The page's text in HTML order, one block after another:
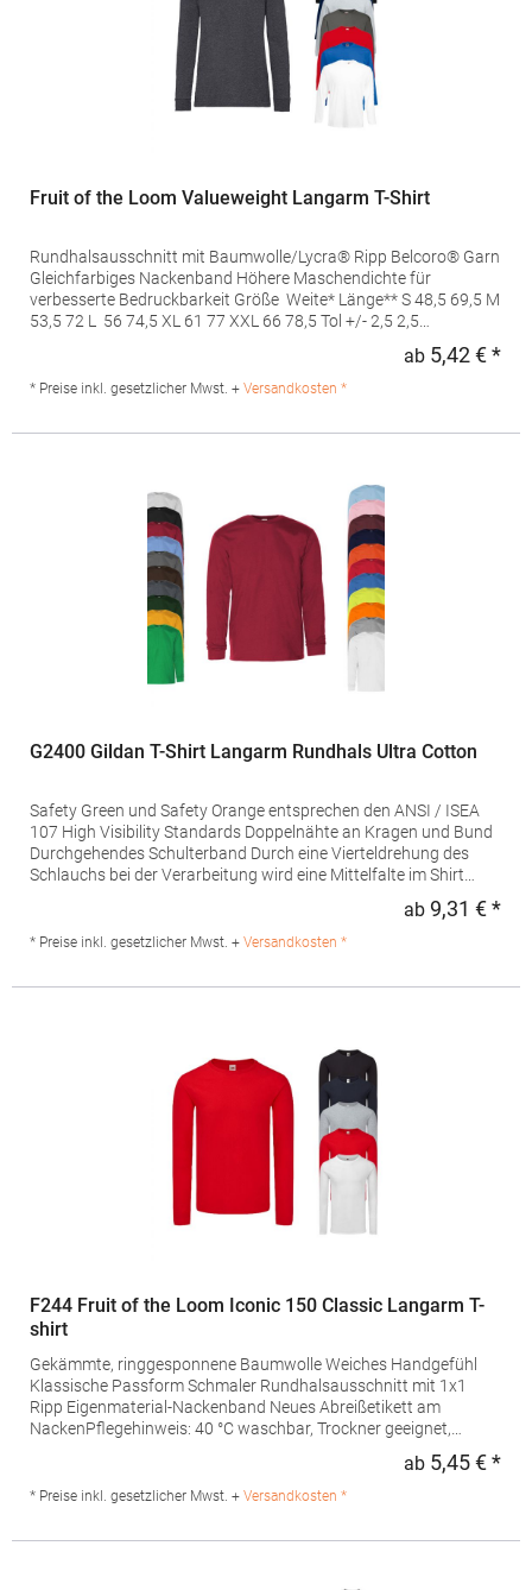
Fruit of the Loom Valueweight Langarm T-Shirt
Rundhalsausschnitt mit Baumwolle/Lycra® Ripp Belcoro® Garn
Gleichfarbiges Nackenband Höhere Maschendichte für
verbesserte Bedruckbarkeit Größe Weite* Länge** S 48,5 69,5 M
53,5 72 L 56 74,5 XL 61 77 XXL 66 78,5 Tol +/- 2,5 2,5
desKleidungsstücks**Maßeinheit ausgehend vom höchsten
Punkt der Schulter, bis zumunteren Rand des Kleidungsstücks
Baumwolle / 50% Polyester)Artikelname: Valueweight Long
Sleeve TArt.-Nr.: F240Angaben zur Produktsicherheit: Herst.-Nr.:
Lisfannon Business Centre, Co. Donegal, F93 Y2NA Buncrana,
Irland E-Mail: fruitbrands@fotlinc.com
ab 5,42 € *
* Preise inkl. gesetzlicher Mwst. + Versandkosten *
G2400 Gildan T-Shirt Langarm Rundhals Ultra Cotton
Safety Green und Safety Orange entsprechen den ANSI / ISEA
107 High Visibility Standards Doppelnähte an Kragen und Bund
Durchgehendes Schulterband Durch eine Vierteldrehung des
Schlauchs bei der Verarbeitung wird eine Mittelfalte im Shirt
g/m²) Materialzusammensetzung: 100% Baumwolle (Ash Grey:
99% Baumwolle / 1% Polyester), (Sport Grey: 90% Baumwolle /
ab 9,31 € *
* Preise inkl. gesetzlicher Mwst. + Versandkosten *
F244 Fruit of the Loom Iconic 150 Classic Langarm T-
shirt
Gekämmte, ringgesponnene Baumwolle Weiches Handgefühl
Klassische Passform Schmaler Rundhalsausschnitt mit 1x1
Ripp Eigenmaterial-Nackenband Neues Abreißetikett am
NackenPflegehinweis: 40 °C waschbar, Trockner geeignet,
Materialzusammensetzung: 100% Baumwolle (Heather Grey:
97% Baumwolle / 3% Polyester)Artikelname: Iconic 150 Long
ab 5,45 € *
* Preise inkl. gesetzlicher Mwst. + Versandkosten *